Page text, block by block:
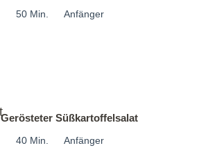
50 Min. Anfänger
Gerösteter Süßkartoffelsalat
40 Min. Anfänger